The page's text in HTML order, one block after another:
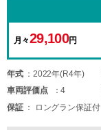
月々29,100円
年式 2022年(R4年)
車両評価点 4
保証
ロングラン保証付